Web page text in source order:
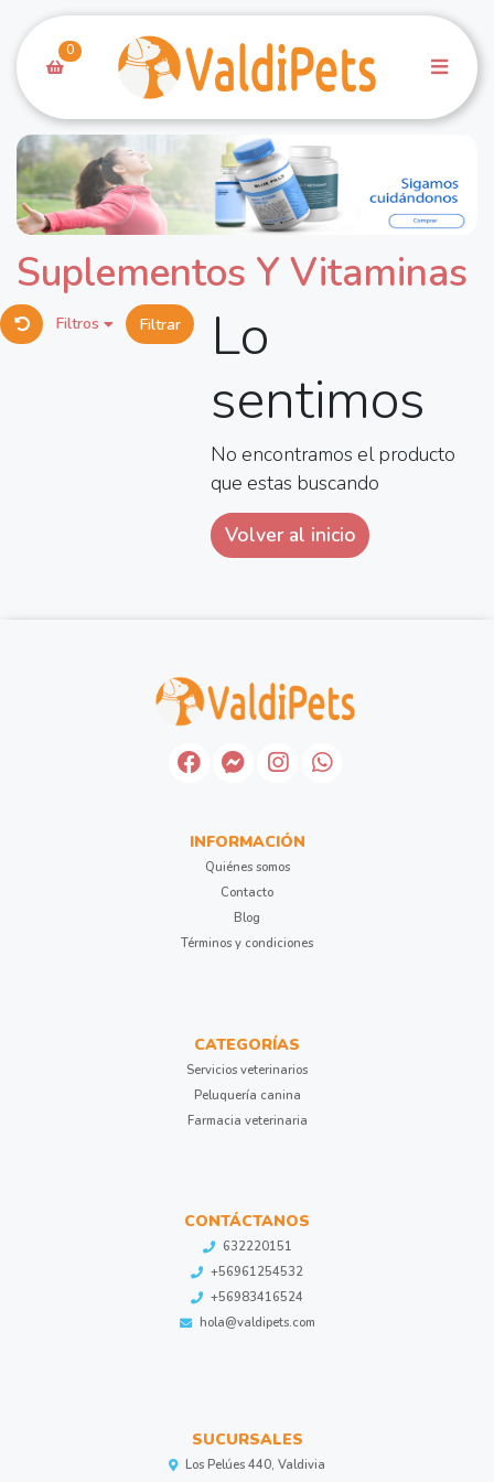
0
Suplementos Y Vitaminas
Filtros Filtrar
Lo
sentimos
No encontramos el producto
que estas buscando
Volver al inicio
INFORMACIÓN
Quiénes somos
Contacto
Blog
Términos y condiciones
CATEGORÍAS
Servicios veterinarios
Peluquería canina
Farmacia veterinaria
CONTÁCTANOS
632220151
+56961254532
+56983416524
hola@valdipets.com
SUCURSALES
Los Pelúes 440, Valdivia